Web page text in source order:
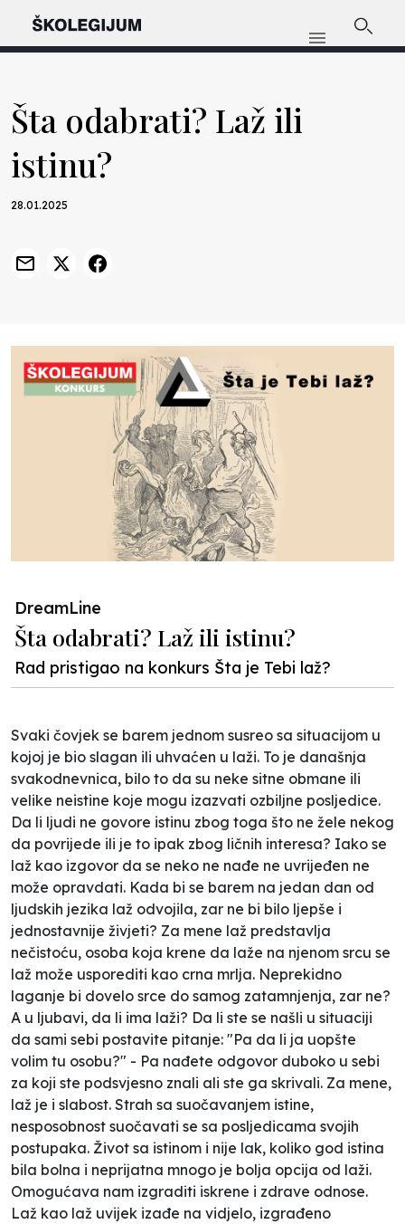
Šta odabrati? Laž ili
istinu?
28.01.2025
DreamLine
Šta odabrati? Laž ili istinu?
Rad pristigao na konkurs Šta je Tebi laž?
Svaki čovjek se barem jednom susreo sa situacijom u
kojoj je bio slagan ili uhvaćen u laži. To je današnja
svakodnevnica, bilo to da su neke sitne obmane ili
velike neistine koje mogu izazvati ozbiljne posljedice.
Da li ljudi ne govore istinu zbog toga što ne žele nekog
da povrijede ili je to ipak zbog ličnih interesa? Iako se
laž kao izgovor da se neko ne nađe ne uvrijeđen ne
može opravdati. Kada bi se barem na jedan dan od
ljudskih jezika laž odvojila, zar ne bi bilo ljepše i
jednostavnije živjeti? Za mene laž predstavlja
nečistoću, osoba koja krene da laže na njenom srcu se
laž može usporediti kao crna mrlja. Neprekidno
laganje bi dovelo srce do samog zatamnjenja, zar ne?
A u ljubavi, da li ima laži? Da li ste se našli u situaciji
da sami sebi postavite pitanje: "Pa da li ja uopšte
volim tu osobu?" - Pa nađete odgovor duboko u sebi
za koji ste podsvjesno znali ali ste ga skrivali. Za mene,
laž je i slabost. Strah sa suočavanjem istine,
nesposobnost suočavati se sa posljedicama svojih
postupaka. Život sa istinom i nije lak, koliko god istina
bila bolna i neprijatna mnogo je bolja opcija od laži.
Omogućava nam izgraditi iskrene i zdrave odnose.
Laž kao laž uvijek izađe na vidjelo, izgrađeno